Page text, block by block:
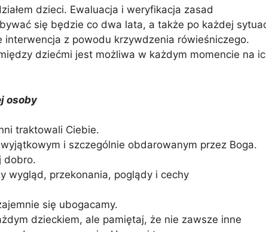
dzieci. Ewaluacja i weryfikacja zasad
się będzie co dwa lata, a także po każdej
z powodu krzywdzenia rówieśniczego.
dziećmi jest możliwa w każdym momencie na
osoby
traktowali Ciebie.
i szczególnie obdarowanym przez Boga.
dobro.
wygląd, przekonania, poglądy i cechy
się ubogacamy.
dzieckiem, ale pamiętaj, że nie zawsze inne